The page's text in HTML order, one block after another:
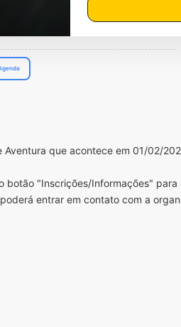
que acontece em 01/02/
botão "Inscrições/Informações"
entrar em contato com a